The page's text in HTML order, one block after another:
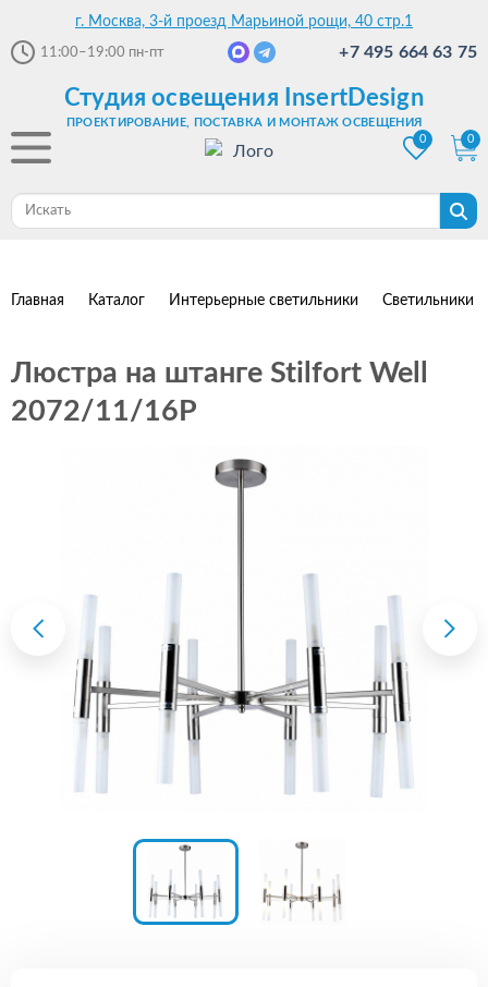
г. Москва, 3-й проезд Марьиной рощи, 40 стр.1
11:00–19:00 пн-пт +7 495 664 63 75
Студия освещения InsertDesign
ПРОЕКТИРОВАНИЕ, ПОСТАВКА И МОНТАЖ ОСВЕЩЕНИЯ
0
0
Главная Каталог Интерьерные светильники Светильники
Люстра на штанге Stilfort Well
2072/11/16P